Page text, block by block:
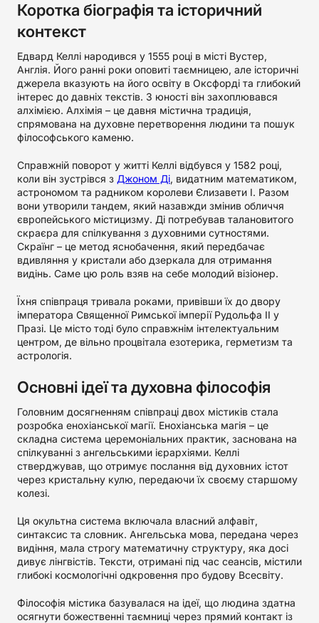
Коротка біографія та історичний
контекст
Едвард Келлі народився у 1555 році в місті Вустер,
Англія. Його ранні роки оповиті таємницею, але історичні
джерела вказують на його освіту в Оксфорді та глибокий
інтерес до давніх текстів. З юності він захоплювався
алхімією. Алхімія – це давня містична традиція,
спрямована на духовне перетворення людини та пошук
філософського каменю.
Справжній поворот у житті Келлі відбувся у 1582 році,
коли він зустрівся з Джоном Ді, видатним математиком,
астрономом та радником королеви Єлизавети I. Разом
вони утворили тандем, який назавжди змінив обличчя
європейського містицизму. Ді потребував талановитого
скраєра для спілкування з духовними сутностями.
Скраїнг – це метод яснобачення, який передбачає
вдивляння у кристали або дзеркала для отримання
видінь. Саме цю роль взяв на себе молодий візіонер.
Їхня співпраця тривала роками, привівши їх до двору
імператора Священної Римської імперії Рудольфа II у
Празі. Це місто тоді було справжнім інтелектуальним
центром, де вільно процвітала езотерика, герметизм та
астрологія.
Основні ідеї та духовна філософія
Головним досягненням співпраці двох містиків стала
розробка енохіанської магії. Енохіанська магія – це
складна система церемоніальних практик, заснована на
спілкуванні з ангельськими ієрархіями. Келлі
стверджував, що отримує послання від духовних істот
через кристальну кулю, передаючи їх своєму старшому
колезі.
Ця окультна система включала власний алфавіт,
синтаксис та словник. Ангельська мова, передана через
видіння, мала строгу математичну структуру, яка досі
дивує лінгвістів. Тексти, отримані під час сеансів, містили
глибокі космологічні одкровення про будову Всесвіту.
Філософія містика базувалася на ідеї, що людина здатна
осягнути божественні таємниці через прямий контакт із